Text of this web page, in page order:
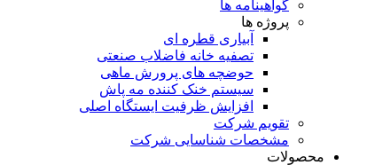
گواهینامه ها
پروژه ها
آبیاری قطره ای
تصفیه خانه فاضلاب صنعتی
حوضچه های پرورش ماهی
سیستم خنک کننده مه پاش
افزایش ظرفیت ایستگاه اصلی
تقویم شرکت
مشخصات شناسایی شرکت
محصولات